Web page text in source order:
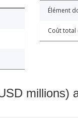
Élément
Coût
millions)